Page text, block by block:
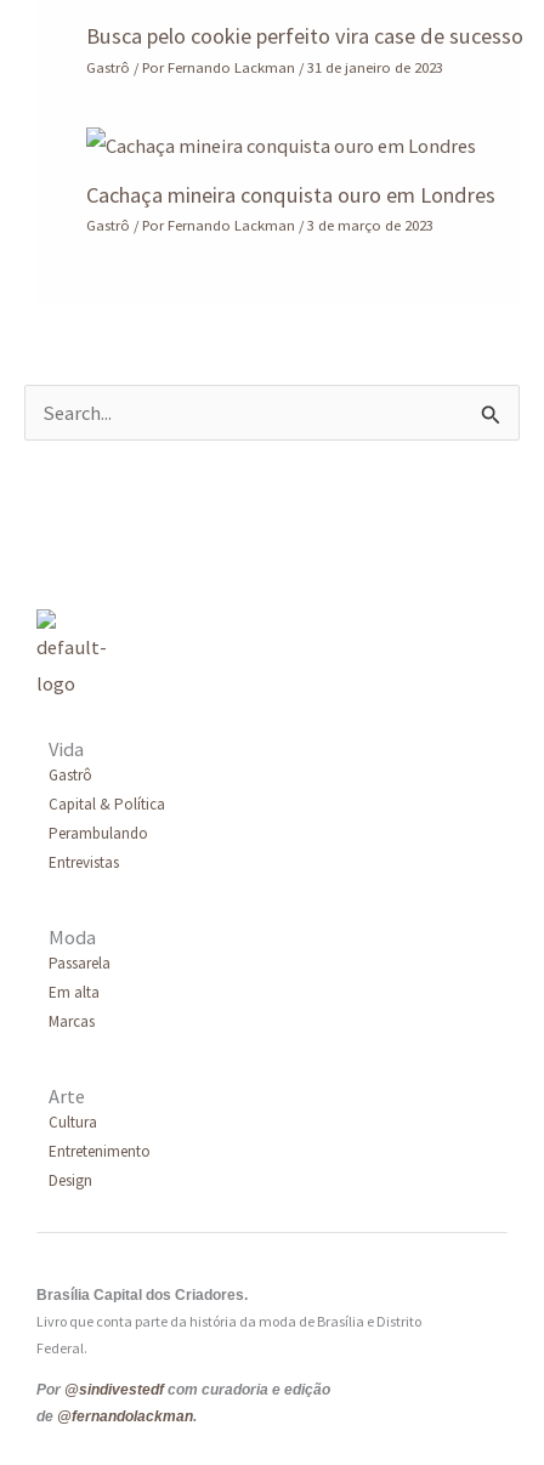
Busca pelo cookie perfeito vira case de sucesso
Gastrô / PorFernando Lackman /31 de janeiro de 2023
Cachaça mineira conquista ouro em Londres
Gastrô / PorFernando Lackman /3 de março de 2023
Vida
Gastrô
Capital & Política
Perambulando
Entrevistas
Moda
Passarela
Em alta
Marcas
Arte
Cultura
Entretenimento
Design
Brasília Capital dos Criadores.
Livro que conta parte da história da moda de Brasília e Distrito
Federal.
Por @sindivestedfcom curadoria e edição
de @fernandolackman.